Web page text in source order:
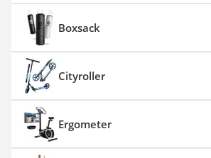
Boxsack
Cityroller
Ergometer